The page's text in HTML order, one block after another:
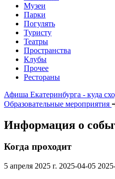
Музеи
Парки
Погулять
Туристу
Театры
Пространства
Клубы
Прочее
Рестораны
Афиша Екатеринбурга - куда
Образовательные мероприятия
Информация о
Когда проходит
5 апреля 2025 г. 2025-04-05